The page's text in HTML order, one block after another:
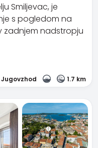
Smiljevac, je
s pogledom na
zadnjem nadstropju
Jugovzhod 1.7 km